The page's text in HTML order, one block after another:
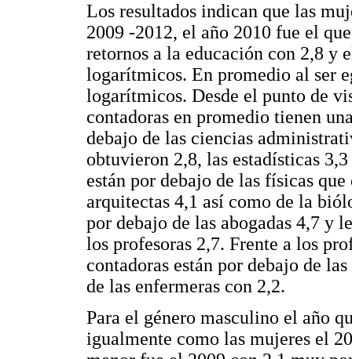
Los resultados indican que las
2009 -2012, el año 2010 fue el
retornos a la educación con 2,8 y
logarítmicos. En promedio al ser
logarítmicos. Desde el punto de
contadoras en promedio tienen
debajo de las ciencias
obtuvieron 2,8, las estadísticas
están por debajo de las físicas
arquitectas 4,1 así como de la
por debajo de las abogadas 4,7 y
los profesoras 2,7. Frente a los
contadoras están por debajo de
de las enfermeras con 2,2.
Para el género masculino el año
igualmente como las mujeres el